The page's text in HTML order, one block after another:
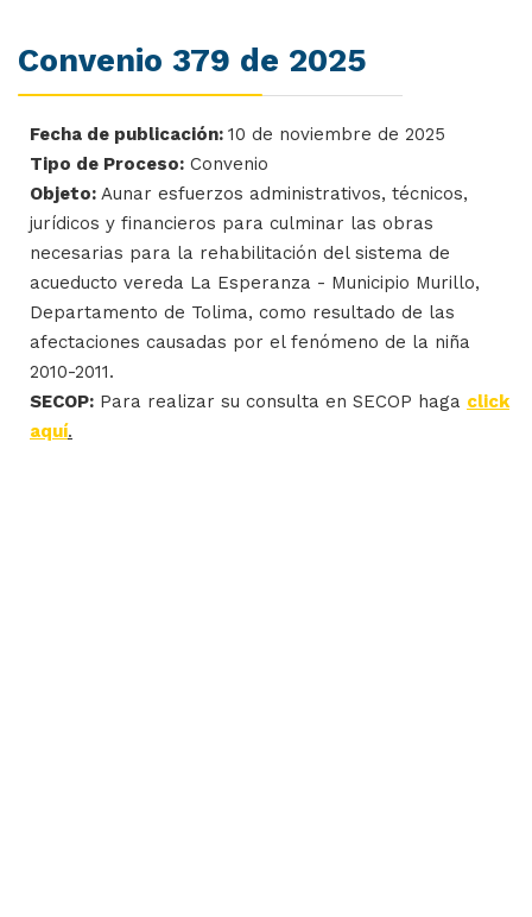
Convenio 379 de 2025
Fecha de publicación: 10 de noviembre de 2025
Tipo de Proceso: Convenio
Objeto: Aunar esfuerzos administrativos, técnicos,
jurídicos y financieros para culminar las obras
necesarias para la rehabilitación del sistema de
acueducto vereda La Esperanza - Municipio Murillo,
Departamento de Tolima, como resultado de las
afectaciones causadas por el fenómeno de la niña
2010-2011.
SECOP: Para realizar su consulta en SECOP haga click
aquí.